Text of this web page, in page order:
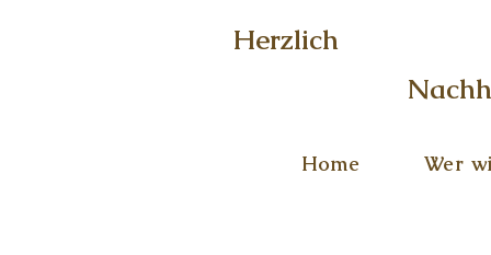
Herzlich
Home Wer